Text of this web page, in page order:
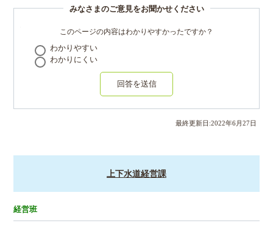
みなさまのご意見をお聞かせください
このページの内容はわかりやすかったですか？
わかりやすい
わかりにくい
回答を送信
最終更新日:2022年6月27日
上下水道経営課
経営班